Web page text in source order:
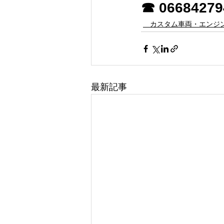
☎
カスタム車両・エンジ
最新記事